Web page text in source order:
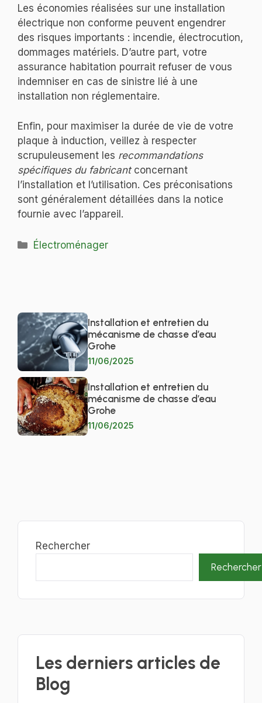
Les économies réalisées sur une installation
électrique non conforme peuvent engendrer
des risques importants : incendie, électrocution,
dommages matériels. D’autre part, votre
assurance habitation pourrait refuser de vous
indemniser en cas de sinistre lié à une
installation non réglementaire.
Enfin, pour maximiser la durée de vie de votre
plaque à induction, veillez à respecter
scrupuleusement les recommandations
spécifiques du fabricantconcernant
l’installation et l’utilisation. Ces préconisations
sont généralement détaillées dans la notice
fournie avec l’appareil.
Catégories
Électroménager
Installation et entretien du
mécanisme de chasse d’eau
Grohe
11/06/2025
Installation et entretien du
mécanisme de chasse d’eau
Grohe
11/06/2025
Rechercher
Rechercher
Les derniers articles de
Blog